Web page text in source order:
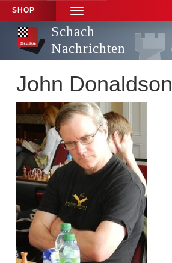
SHOP
TOGGLE
NAVIGATION
Schach
Nachrichten
John Donaldson